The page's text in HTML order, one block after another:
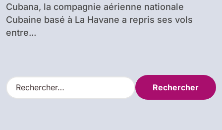
Cubana, la compagnie aérienne nationale
Cubaine basé à La Havane a repris ses vols
entre...
R
e